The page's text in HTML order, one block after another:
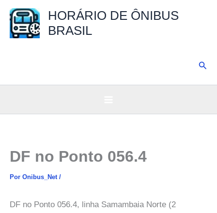
para
HORÁRIO DE ÔNIBUS
BRASIL
DF no Ponto 056.4
Por Onibus_Net /
DF no Ponto 056.4, linha Samambaia Norte (2